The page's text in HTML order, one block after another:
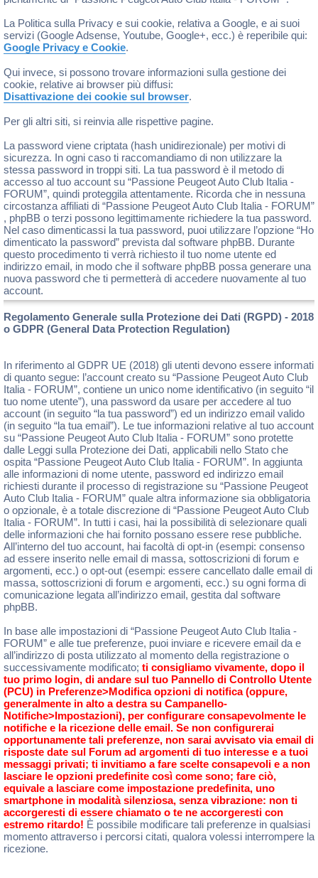
La Politica sulla Privacy e sui cookie, relativa a Google, e ai suoi
servizi (Google Adsense, Youtube, Google+, ecc.) è reperibile qui:
Google Privacy e Cookie.
Qui invece, si possono trovare informazioni sulla gestione dei
cookie, relative ai browser più diffusi:
Disattivazione dei cookie sul browser.
Per gli altri siti, si reinvia alle rispettive pagine.
La password viene criptata (hash unidirezionale) per motivi di
sicurezza. In ogni caso ti raccomandiamo di non utilizzare la
stessa password in troppi siti. La tua password è il metodo di
accesso al tuo account su “Passione Peugeot Auto Club Italia -
FORUM”, quindi proteggila attentamente. Ricorda che in nessuna
circostanza affiliati di “Passione Peugeot Auto Club Italia - FORUM”
, phpBB o terzi possono legittimamente richiedere la tua password.
Nel caso dimenticassi la tua password, puoi utilizzare l’opzione “Ho
dimenticato la password” prevista dal software phpBB. Durante
questo procedimento ti verrà richiesto il tuo nome utente ed
indirizzo email, in modo che il software phpBB possa generare una
nuova password che ti permetterà di accedere nuovamente al tuo
account.
Regolamento Generale sulla Protezione dei Dati (RGPD) - 2018
o GDPR (General Data Protection Regulation)
In riferimento al GDPR UE (2018) gli utenti devono essere informati
di quanto segue: l’account creato su “Passione Peugeot Auto Club
Italia - FORUM”, contiene un unico nome identificativo (in seguito “il
tuo nome utente”), una password da usare per accedere al tuo
account (in seguito “la tua password”) ed un indirizzo email valido
(in seguito “la tua email”). Le tue informazioni relative al tuo account
su “Passione Peugeot Auto Club Italia - FORUM” sono protette
dalle Leggi sulla Protezione dei Dati, applicabili nello Stato che
ospita “Passione Peugeot Auto Club Italia - FORUM”. In aggiunta
alle informazioni di nome utente, password ed indirizzo email
richiesti durante il processo di registrazione su “Passione Peugeot
Auto Club Italia - FORUM” quale altra informazione sia obbligatoria
o opzionale, è a totale discrezione di “Passione Peugeot Auto Club
Italia - FORUM”. In tutti i casi, hai la possibilità di selezionare quali
delle informazioni che hai fornito possano essere rese pubbliche.
All’interno del tuo account, hai facoltà di opt-in (esempi: consenso
ad essere inserito nelle email di massa, sottoscrizioni di forum e
argomenti, ecc.) o opt-out (esempi: essere cancellato dalle email di
massa, sottoscrizioni di forum e argomenti, ecc.) su ogni forma di
comunicazione legata all’indirizzo email, gestita dal software
phpBB.
In base alle impostazioni di “Passione Peugeot Auto Club Italia -
FORUM” e alle tue preferenze, puoi inviare e ricevere email da e
all’indirizzo di posta utilizzato al momento della registrazione o
successivamente modificato; ti consigliamo vivamente, dopo il
tuo primo login, di andare sul tuo Pannello di Controllo Utente
(PCU) in Preferenze>Modifica opzioni di notifica (oppure,
generalmente in alto a destra su Campanello-
Notifiche>Impostazioni), per configurare consapevolmente le
notifiche e la ricezione delle email. Se non configurerai
opportunamente tali preferenze, non sarai avvisato via email di
risposte date sul Forum ad argomenti di tuo interesse e a tuoi
messaggi privati; ti invitiamo a fare scelte consapevoli e a non
lasciare le opzioni predefinite così come sono; fare ciò,
equivale a lasciare come impostazione predefinita, uno
smartphone in modalità silenziosa, senza vibrazione: non ti
accorgeresti di essere chiamato o te ne accorgeresti con
estremo ritardo! È possibile modificare tali preferenze in qualsiasi
momento attraverso i percorsi citati, qualora volessi interrompere la
ricezione.